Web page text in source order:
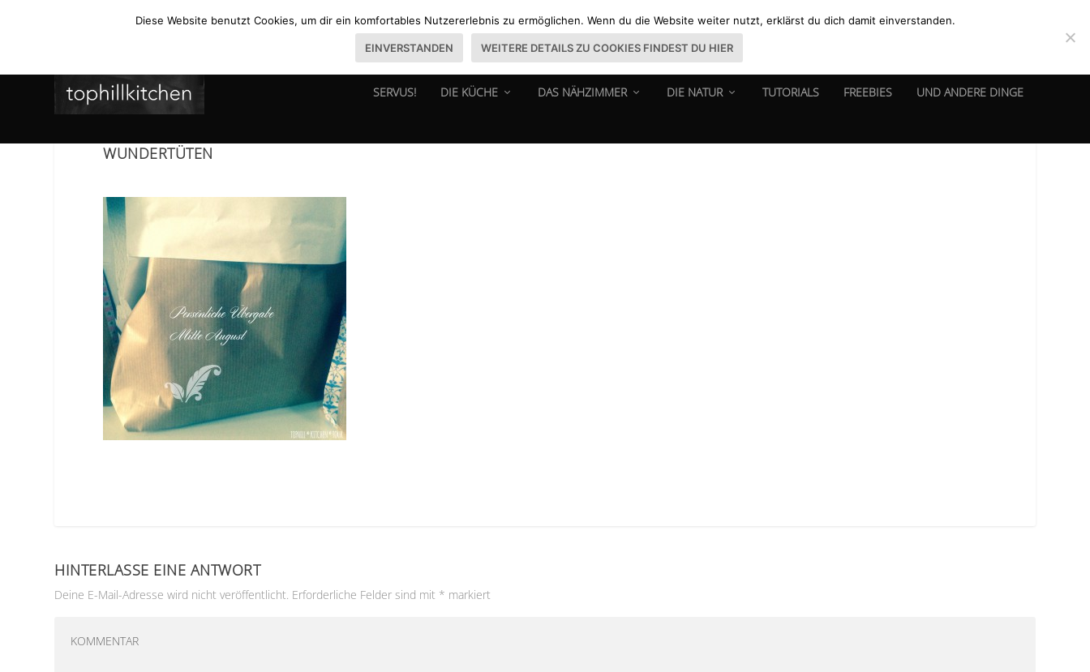
SERVUS! DIE KÜCHE DAS NÄHZIMMER DIE NATUR TUTORIALS FREEBIES UND ANDERE DINGE
WUNDERTÜTEN
HINTERLASSE EINE ANTWORT
Deine E-Mail-Adresse wird nicht veröffentlicht. Erforderliche Felder sind mit * markiert
Diese Website benutzt Cookies, um dir ein komfortables Nutzererlebnis zu ermöglichen. Wenn du die Website weiter nutzt, erklärst du dich damit einverstanden.
EINVERSTANDEN WEITERE DETAILS ZU COOKIES FINDEST DU HIER